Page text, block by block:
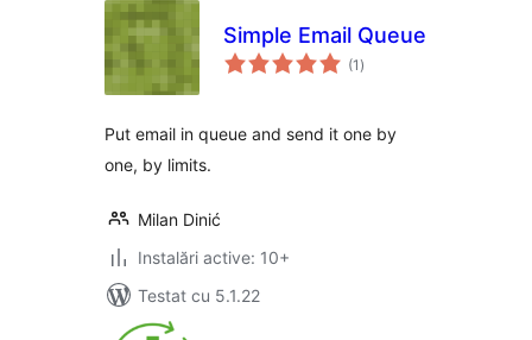
Simple Email Queue
(1 total
aprecieri
)
Put email in queue and send it one by
one, by limits.
Milan Dinić
Instalări active: 10+
Testat cu 5.1.22